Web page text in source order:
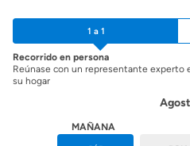
1 a 1
Recorrido en persona
Reúnase con un representante experto
su hogar
MAÑANA